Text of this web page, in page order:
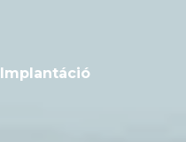
Implantáció